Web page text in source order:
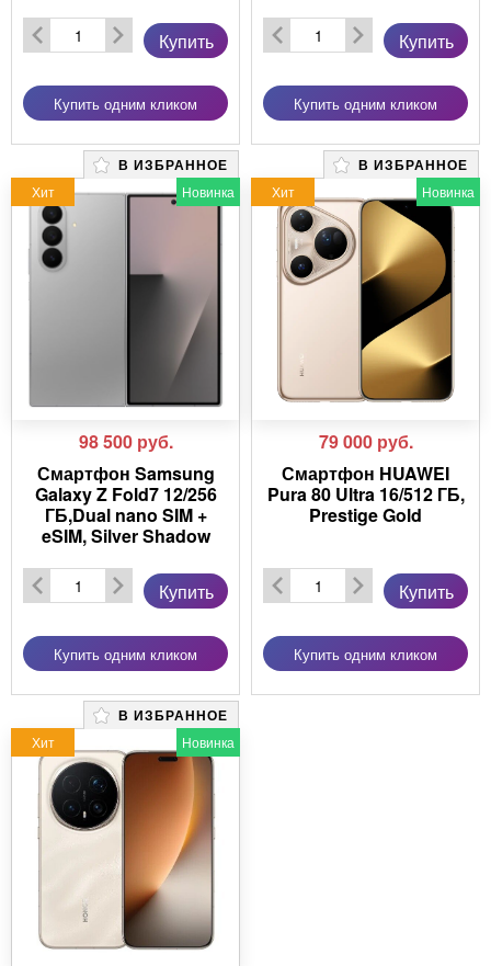
Купить
Купить одним кликом
Купить
Купить одним кликом
В ИЗБРАННОЕ
Новинка
Хит
98 500 руб.
Смартфон Samsung
Galaxy Z Fold7 12/256
ГБ,Dual nano SIM +
eSIM, Silver Shadow
Купить
Купить одним кликом
В ИЗБРАННОЕ
Новинка
Хит
79 000 руб.
Смартфон HUAWEI
Pura 80 Ultra 16/512 ГБ,
Prestige Gold
Купить
Купить одним кликом
В ИЗБРАННОЕ
Новинка
Хит